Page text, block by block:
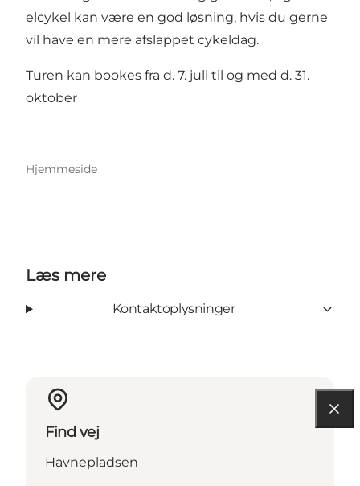
elcykel kan være en god løsning, hvis du gerne
vil have en mere afslappet cykeldag.
Turen kan bookes fra d. 7. juli til og med d. 31.
oktober
Hjemmeside
Læs mere
Kontaktoplysninger
Find vej
Havnepladsen